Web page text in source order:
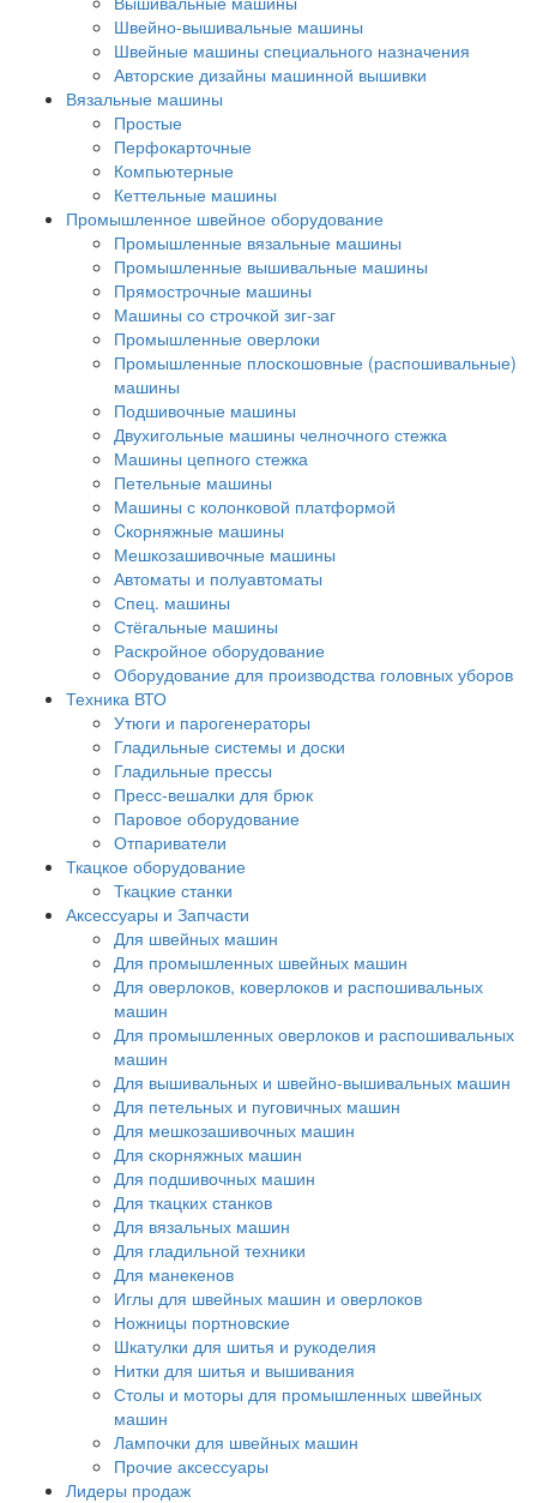
Швейно-вышивальные машины
Швейные машины специального назначения
Авторские дизайны машинной вышивки
Вязальные машины
Простые
Перфокарточные
Компьютерные
Кеттельные машины
Промышленное швейное оборудование
Промышленные вязальные машины
Промышленные вышивальные машины
Прямострочные машины
Машины со строчкой зиг-заг
Промышленные оверлоки
Промышленные плоскошовные (распошивальные)
машины
Подшивочные машины
Двухигольные машины челночного стежка
Машины цепного стежка
Петельные машины
Машины с колонковой платформой
Cкорняжные машины
Мешкозашивочные машины
Автоматы и полуавтоматы
Спец. машины
Стёгальные машины
Раскройное оборудование
Оборудование для производства головных уборов
Техника ВТО
Утюги и парогенераторы
Гладильные системы и доски
Гладильные прессы
Пресс-вешалки для брюк
Паровое оборудование
Отпариватели
Ткацкое оборудование
Ткацкие станки
Аксессуары и Запчасти
Для швейных машин
Для промышленных швейных машин
Для оверлоков, коверлоков и распошивальных
машин
Для промышленных оверлоков и распошивальных
машин
Для вышивальных и швейно-вышивальных машин
Для петельных и пуговичных машин
Для мешкозашивочных машин
Для скорняжных машин
Для подшивочных машин
Для ткацких станков
Для вязальных машин
Для гладильной техники
Для манекенов
Иглы для швейных машин и оверлоков
Ножницы портновские
Шкатулки для шитья и рукоделия
Нитки для шитья и вышивания
Столы и моторы для промышленных швейных
машин
Лампочки для швейных машин
Прочие аксессуары
Лидеры продаж